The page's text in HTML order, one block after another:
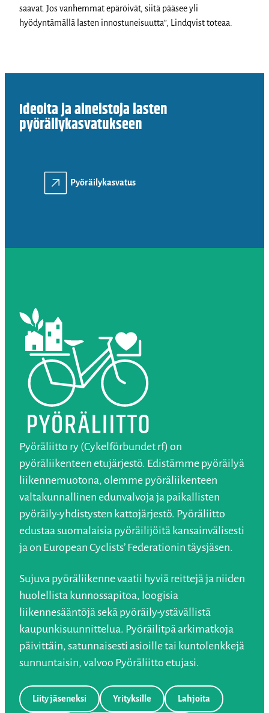
saavat. Jos vanhemmat epäröivät, siitä pääsee yli
hyödyntämällä lasten innostuneisuutta”, Lindqvist toteaa.
Ideoita ja aineistoja lasten
pyöräilykasvatukseen
Pyöräilykasvatus
Pyöräliitto ry (Cykelförbundet rf) on
pyöräliikenteen etujärjestö. Edistämme pyöräilyä
liikennemuotona, olemme pyöräliikenteen
valtakunnallinen edunvalvoja ja paikallisten
pyöräily-yhdistysten kattojärjestö. Pyöräliitto
edustaa suomalaisia pyöräilijöitä kansainvälisesti
ja on European Cyclists’ Federationin täysjäsen.
Sujuva pyöräliikenne vaatii hyviä reittejä ja niiden
huolellista kunnossapitoa, loogisia
liikennesääntöjä sekä pyöräily-ystävällistä
kaupunkisuunnittelua. Pyöräilitpä arkimatkoja
päivittäin, satunnaisesti asioille tai kuntolenkkejä
sunnuntaisin, valvoo Pyöräliitto etujasi.
Liity jäseneksi Yrityksille Lahjoita